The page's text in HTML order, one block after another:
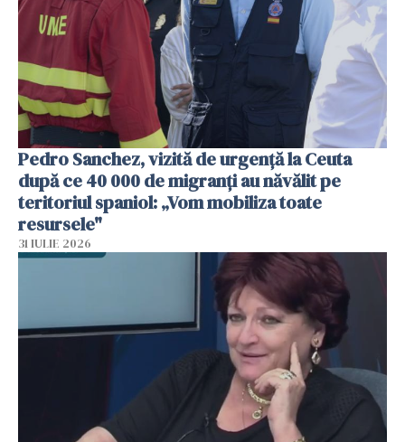
Pedro Sanchez, vizită de urgență la Ceuta
după ce 40 000 de migranți au năvălit pe
teritoriul spaniol: „Vom mobiliza toate
resursele"
31 IULIE 2026